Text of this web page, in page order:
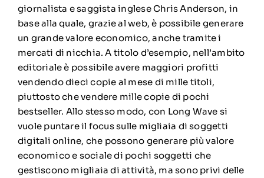
giornalista e saggista inglese Chris Anderson, in
base alla quale, grazie al web, è possibile generare
un grande valore economico, anche tramite i
mercati di nicchia. A titolo d’esempio, nell’ambito
editoriale è possibile avere maggiori profitti
vendendo dieci copie al mese di mille titoli,
piuttosto che vendere mille copie di pochi
bestseller. Allo stesso modo, con Long Wave si
vuole puntare il focus sulle migliaia di soggetti
digitali online, che possono generare più valore
economico e sociale di pochi soggetti che
gestiscono migliaia di attività, ma sono privi delle